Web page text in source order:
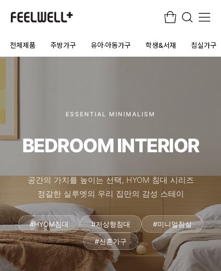
전체제품 주방가구 유아·아동가구 학생&서재 침실가구
ESSENTIAL MINIMALISM
BEDROOM INTERIOR
공간의 가치를 높이는 선택, HYOM 침대 시리즈
정갈한 실루엣의 우리 집만의 감성 스테이
#HYOM침대 #저상형침대 #미니멀침실
#신혼가구